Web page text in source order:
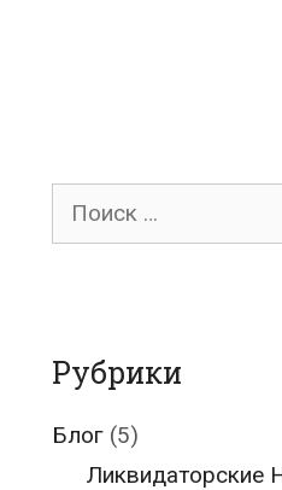
Поиск
Рубрики
Блог (5)
Ликвидаторские